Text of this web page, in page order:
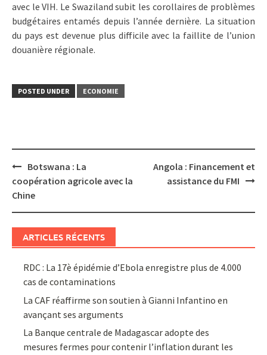
avec le VIH. Le Swaziland subit les corollaires de problèmes
budgétaires entamés depuis l’année dernière. La situation
du pays est devenue plus difficile avec la faillite de l’union
douanière régionale.
POSTED UNDER ECONOMIE
Post
navigation
Botswana : La
coopération agricole avec la
Chine
Angola : Financement et
assistance du FMI
ARTICLES RÉCENTS
RDC : La 17è épidémie d’Ebola enregistre plus de 4.000
cas de contaminations
La CAF réaffirme son soutien à Gianni Infantino en
avançant ses arguments
La Banque centrale de Madagascar adopte des
mesures fermes pour contenir l’inflation durant les